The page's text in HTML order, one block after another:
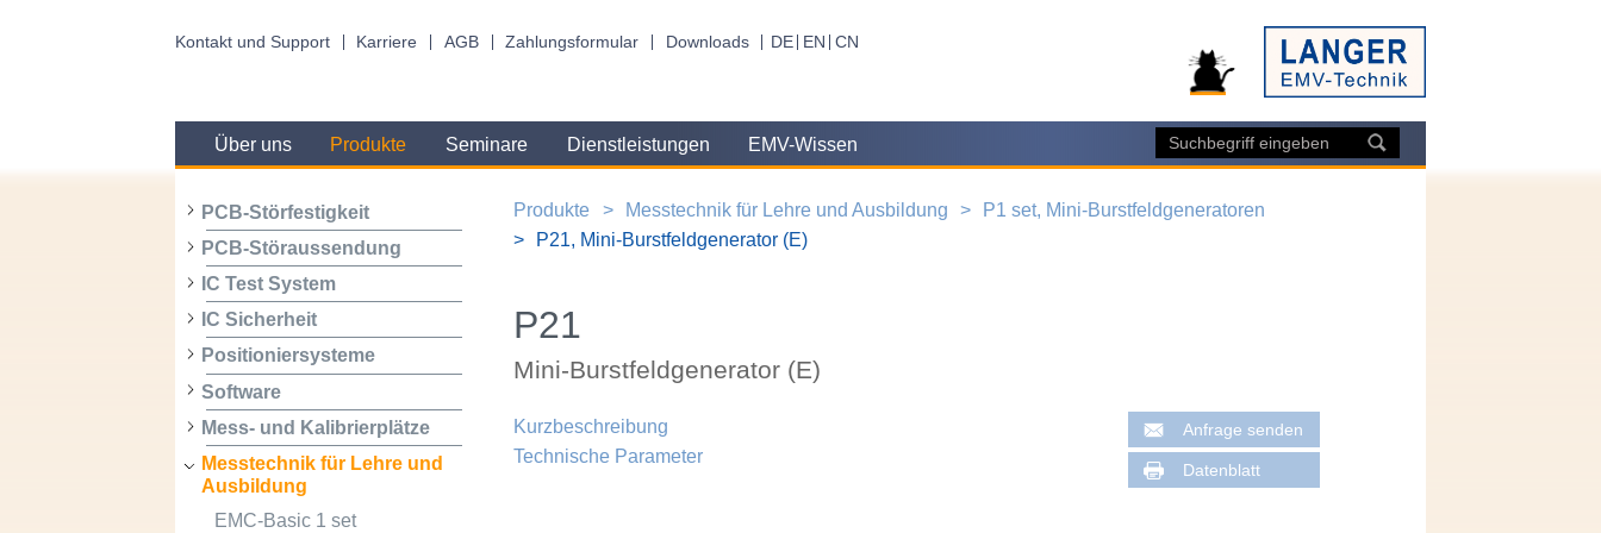
Kontakt und Support Karriere AGB Zahlungsformular Downloads DE EN CN
Über uns Produkte Seminare Dienstleistungen EMV-Wissen
PCB-Störfestigkeit
PCB-Störaussendung
IC Test System
IC Sicherheit
Positioniersysteme
Software
Mess- und Kalibrierplätze
Messtechnik für Lehre und
Ausbildung
EMC-Basic 1 set
Produkte Messtechnik für Lehre und Ausbildung
P1 set, Mini-Burstfeldgeneratoren
P21, Mini-Burstfeldgenerator (E)
P21
Mini-Burstfeldgenerator (E)
Kurzbeschreibung
Technische Parameter
Anfrage senden
Datenblatt